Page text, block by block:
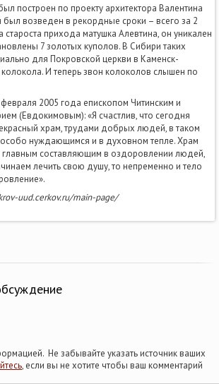
построен по проекту архитектора Валентина
возведен в рекордные сроки – всего за 2
прихода матушка Алевтина, он уникален
7 золотых куполов. В Сибири таких
для Покровской церкви в Каменск-
И теперь звон колоколов слышен по
2005 года епископом Читинским и
(Евдокимовым): «Я счастлив, что сегодня
храм, трудами добрых людей, в таком
особо нуждающимся и в духовном тепле. Храм
главным составляющим в оздоровлении людей,
лечить свою душу, то непременно и тело
uud.cerkov.ru/main-page/
Не забывайте указать источник ваших
, если вы не хотите чтобы ваш комментарий